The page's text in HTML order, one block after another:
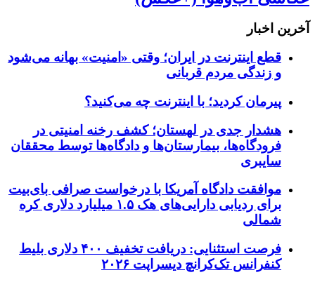
آخرین اخبار
قطع اینترنت در ایران؛ وقتی «امنیت» بهانه می‌شود
و زندگی مردم قربانی
پیرمان کردید؛ با اینترنت چه می‌کنید؟
هشدار جدی در لهستان؛ کشف رخنه امنیتی در
فرودگاه‌ها، بیمارستان‌ها و دادگاه‌ها توسط محققان
سایبری
موافقت دادگاه آمریکا با درخواست صرافی بای‌بیت
برای ردیابی دارایی‌های هک ۱.۵ میلیارد دلاری کره
شمالی
فرصت استثنایی: دریافت تخفیف ۴۰۰ دلاری بلیط
کنفرانس تک‌کرانچ دیسراپت ۲۰۲۶